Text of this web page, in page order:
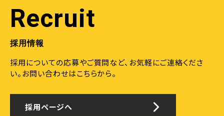
Recruit
採用情報
採用についての応募やご質問など、お気軽にご連絡くださ
い。 お問い合わせはこちらから。
採用ページへ